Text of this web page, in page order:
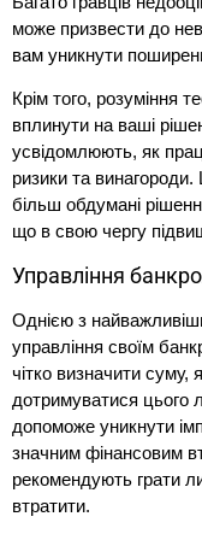
може призвести до
вам уникнути
Крім того, розуміння
вплинути на ваші
усвідомлюють, як
ризики та
більш обдумані
що в свою чергу
Управління
Однією з
управління своїм
чітко визначити суму,
дотримуватися цього
допоможе уникнути
значним фінансовим
рекомендують грати
втратити.